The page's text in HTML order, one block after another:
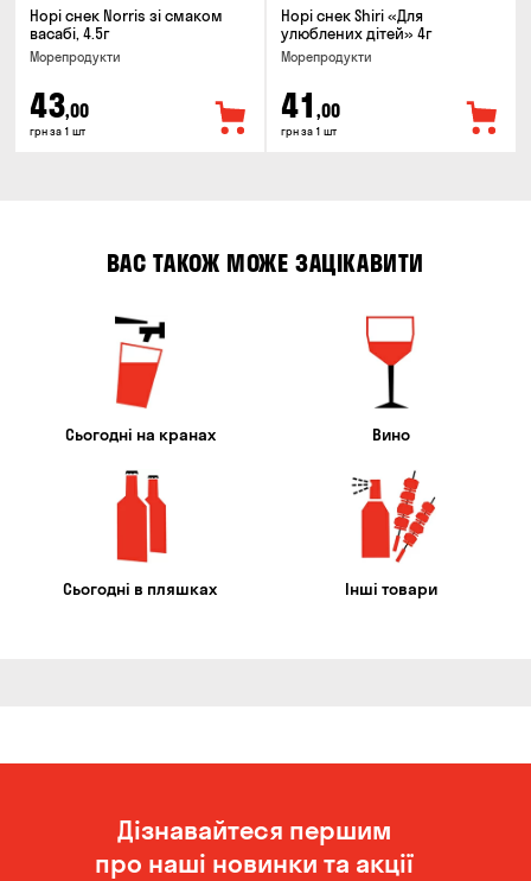
Норі снек Norris зі смаком
васабі, 4.5г
Морепродукти
43,00
грн за 1 шт
Норі снек Shiri «Для
улюблених дітей» 4г
Морепродукти
41 ,00
грн за 1 шт
ВАС ТАКОЖ МОЖЕ ЗАЦІКАВИТИ
Сьогодні на кранах Вино
Сьогодні в пляшках Інші товари
Дізнавайтеся першим
про наші новинки та акції